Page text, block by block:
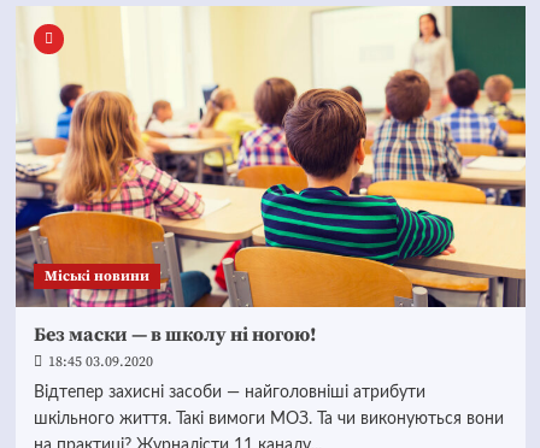
Mіські новини
Без маски — в школу ні ногою!
18:45 03.09.2020
Відтепер захисні засоби — найголовніші атрибути
шкільного життя. Такі вимоги МОЗ. Та чи виконуються вони